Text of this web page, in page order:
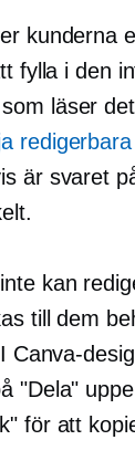
kunderna
fylla i den
läser
är svaret
kan
till dem
Canva-
"Dela"
för att